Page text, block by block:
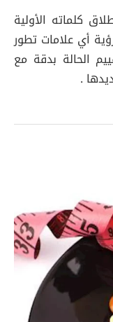
كلماته الأولية
أي علامات تطور
الحالة بدقة مع
.